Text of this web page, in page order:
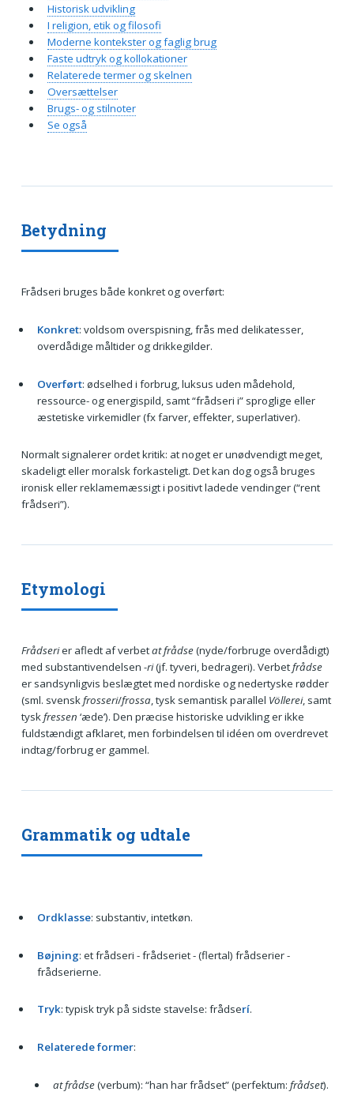
Betydning
Frådseri bruges både konkret og overført:
Konkret: voldsom overspisning, frås med delikatesser,
overdådige måltider og drikkegilder.
Overført: ødselhed i forbrug, luksus uden mådehold,
ressource- og energispild, samt “frådseri i” sproglige eller
æstetiske virkemidler (fx farver, effekter, superlativer).
Normalt signalerer ordet kritik: at noget er unødvendigt meget,
skadeligt eller moralsk forkasteligt. Det kan dog også bruges
ironisk eller reklamemæssigt i positivt ladede vendinger (“rent
frådseri”).
Etymologi
Frådserier afledt af verbetat frådse(nyde/forbruge overdådigt)
med substantivendelsen -ri(jf. tyveri, bedrageri). Verbetfrådse
er sandsynligvis beslægtet med nordiske og nedertyske rødder
(sml. svenskfrosseri/frossa, tysk semantisk parallel Völlerei, samt
tyskfressen ‘æde’). Den præcise historiske udvikling er ikke
fuldstændigt afklaret, men forbindelsen til idéen om overdrevet
indtag/forbrug er gammel.
Grammatik og udtale
Ordklasse: substantiv, intetkøn.
Bøjning: et frådseri - frådseriet - (flertal) frådserier -
frådserierne.
Tryk: typisk tryk på sidste stavelse: frådserí.
Relaterede former:
at frådse(verbum): “han har frådset” (perfektum: frådset).
Historisk udvikling
I religion, etik og filosofi
Moderne kontekster og faglig brug
Faste udtryk og kollokationer
Relaterede termer og skelnen
Oversættelser
Brugs- og stilnoter
Se også